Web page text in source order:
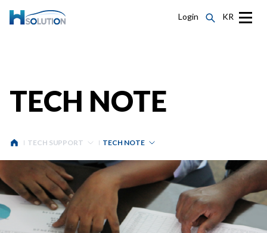
Login KR
TECH NOTE
TECH SUPPORT TECH NOTE